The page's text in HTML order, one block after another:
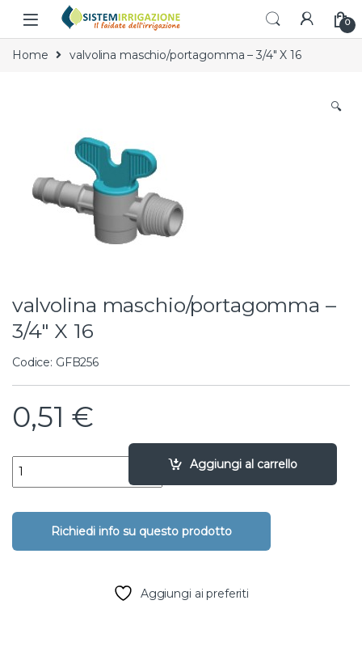
Skip to navigation
Skip to content
0
Home valvolina maschio/portagomma – 3/4″ X 16
🔍
valvolina maschio/portagomma –
3/4″ X 16
Codice: GFB256
0,51 €
valvolina maschio/portagomma - 3/4" X 16 quantity
Aggiungi al carrello
Aggiungi ai preferiti